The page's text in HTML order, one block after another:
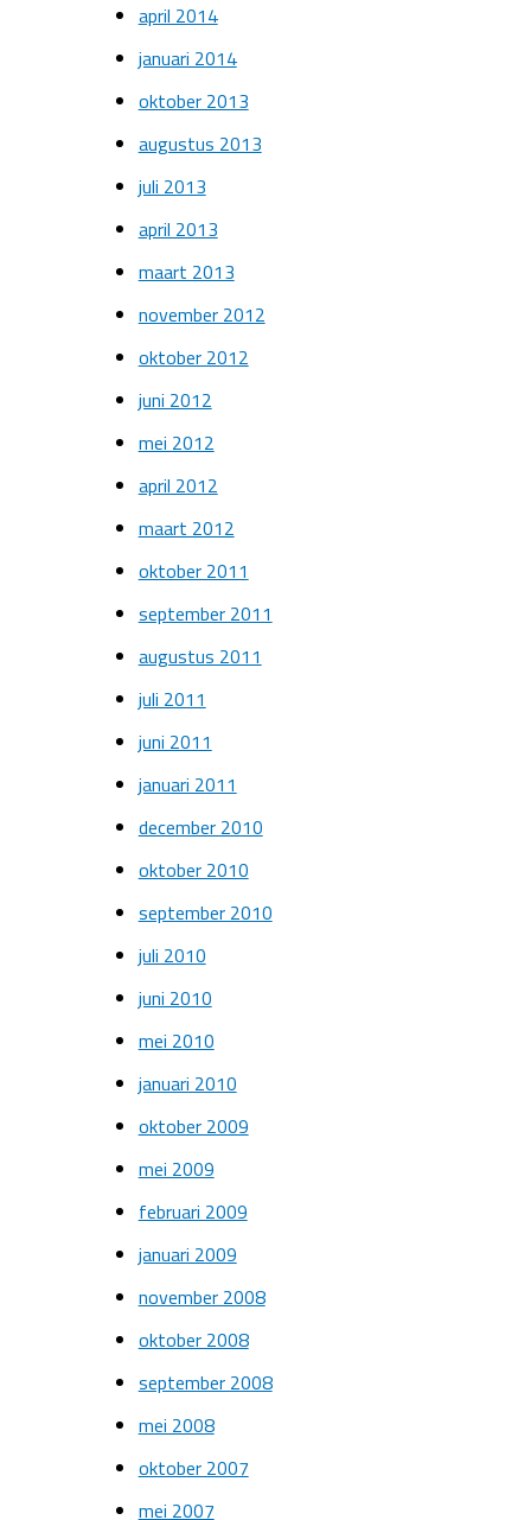
april 2014
januari 2014
oktober 2013
augustus 2013
juli 2013
april 2013
maart 2013
november 2012
oktober 2012
juni 2012
mei 2012
april 2012
maart 2012
oktober 2011
september 2011
augustus 2011
juli 2011
juni 2011
januari 2011
december 2010
oktober 2010
september 2010
juli 2010
juni 2010
mei 2010
januari 2010
oktober 2009
mei 2009
februari 2009
januari 2009
november 2008
oktober 2008
september 2008
mei 2008
oktober 2007
mei 2007